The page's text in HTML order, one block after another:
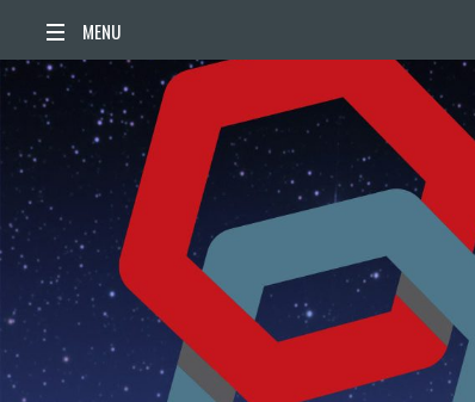
ACCUEIL
ACTUALITÉS
TERRITOIRE
VIE QUOTIDIENNE
SORTIR / BOUGER